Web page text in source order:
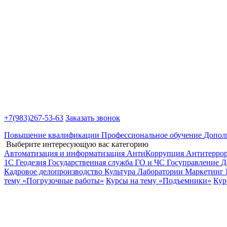
+7(983)267-53-63 Заказать звонок
Повышение квалификации Профессиональное обучение
Выберите интересующую вас категорию
Автоматизация и информатизация АнтиКоррупция
1С Геодезия Государственная служба ГО и ЧС Госуправление
Кадровое делопроизводство Культура Лаборатории Маркетинг
тему «Погрузочные работы» Курсы на тему «Подъемники»